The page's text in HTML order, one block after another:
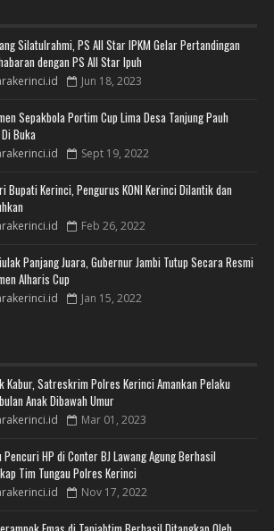
Silatulrahmi, PS All Star IPKM Gelar Pertandingan
dengan PS All Star Ipuh
Jun 18, 2023
Sepakbola Portim Cup Lima Desa Tanjung Pauh
Buka
Sept 19, 2022
Bupati Kerinci, Pengurus KONI Kerinci Dilantik dan
Feb 26, 2022
Panjang Juara, Gubernur Jambi Tutup Secara Resmi
Alharis Cup
Jan 15, 2022
Kabur, Satreskrim Polres Kerinci Amankan Pelaku
Anak Dibawah Umur
Mar 01, 2023
Pencuri HP di Conter BJ Lawang Agung Berhasil
Tim Tungau Polres Kerinci
Nov 17, 2022